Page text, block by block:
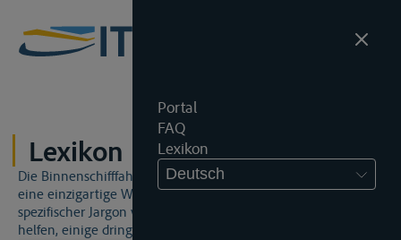
Portal
FAQ
Lexikon
Deutsch
Lexikon
Die Binnenschifffahrt und das Binnenschifffahrtsrecht sind
eine einzigartige Welt. Dies bedeutet, dass häufig ein
spezifischer Jargon verwendet wird. Dieses Lexikon wird Ihnen
helfen, einige dringend benötigte Begriffe zu beherrschen.